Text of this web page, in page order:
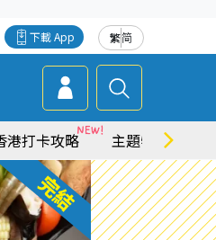
繁简
下載 App
港打卡攻略 主題特集